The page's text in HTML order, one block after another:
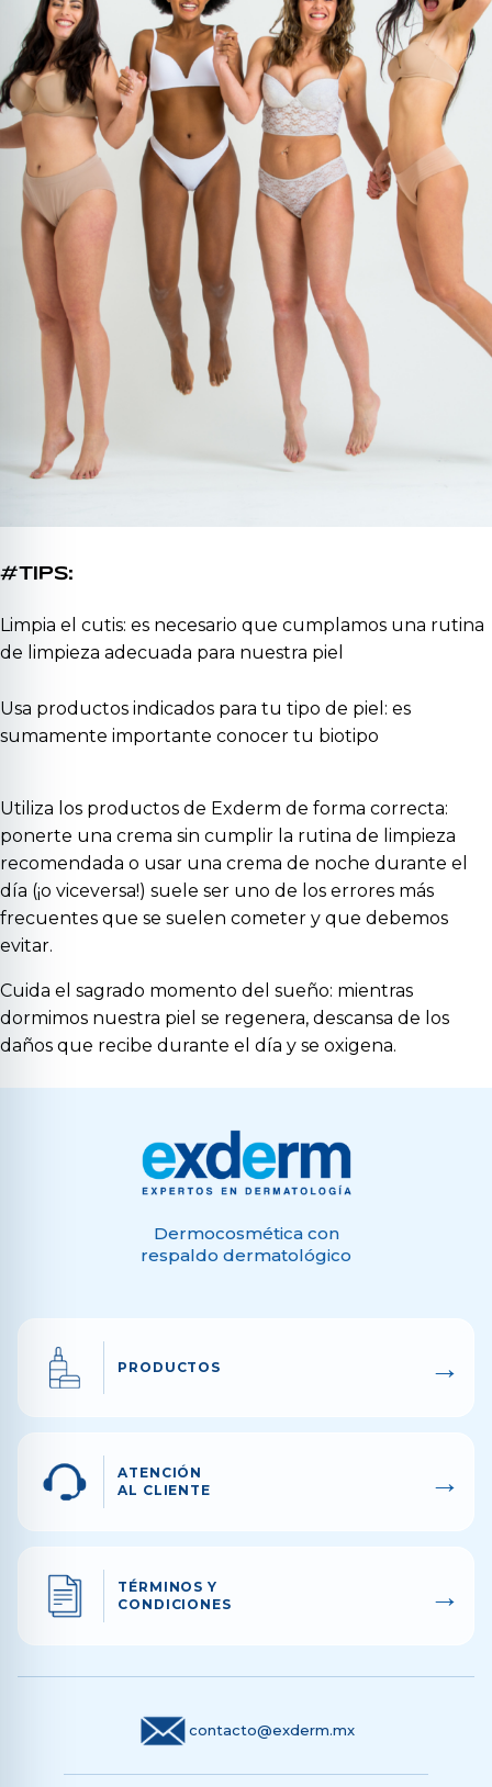
#TIPS:
Limpia el cutis: es necesario que cumplamos una rutina
de limpieza adecuada para nuestra piel
Usa productos indicados para tu tipo de piel: es
sumamente importante conocer tu biotipo
Utiliza los productos de Exderm de forma correcta:
ponerte una crema sin cumplir la rutina de limpieza
recomendada o usar una crema de noche durante el
día (¡o viceversa!) suele ser uno de los errores más
frecuentes que se suelen cometer y que debemos
evitar.
Cuida el sagrado momento del sueño: mientras
dormimos nuestra piel se regenera, descansa de los
daños que recibe durante el día y se oxigena.
Dermocosmética con
respaldo dermatológico
PRODUCTOS →
ATENCIÓN
AL CLIENTE
→
TÉRMINOS Y
CONDICIONES
→
contacto@exderm.mx